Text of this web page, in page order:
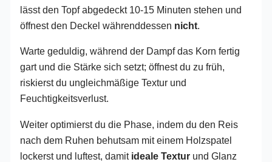
lässt den Topf abgedeckt 10-15 Minuten stehen und
öffnest den Deckel währenddessen nicht.
Warte geduldig, während der Dampf das Korn fertig
gart und die Stärke sich setzt; öffnest du zu früh,
riskierst du ungleichmäßige Textur und
Feuchtigkeitsverlust.
Weiter optimierst du die Phase, indem du den Reis
nach dem Ruhen behutsam mit einem Holzspatel
lockerst und luftest, damit ideale Textur und Glanz